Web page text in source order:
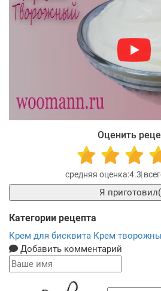
Оценить
4.3
Я
Категории рецепта
Крем для бисквита Крем
Добавить комментарий